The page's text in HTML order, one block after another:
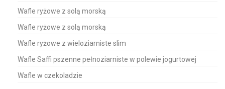
Wafle ryżowe z solą morską
Wafle ryżowe z solą morską
Wafle ryżowe z wieloziarniste slim
Wafle Saffi pszenne pełnoziarniste w polewie jogurtowej
Wafle w czekoladzie